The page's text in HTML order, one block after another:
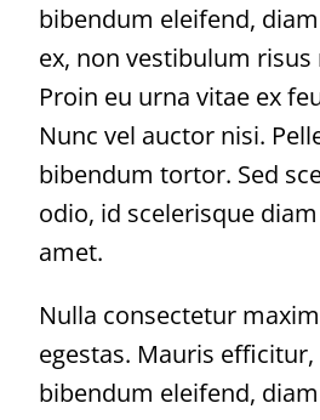
bibendum eleifend,
ex, non vestibulum
Proin eu urna vitae ex
Nunc vel auctor nisi.
bibendum tortor. Sed
odio, id scelerisque
amet.
Nulla consectetur
egestas. Mauris
bibendum eleifend,